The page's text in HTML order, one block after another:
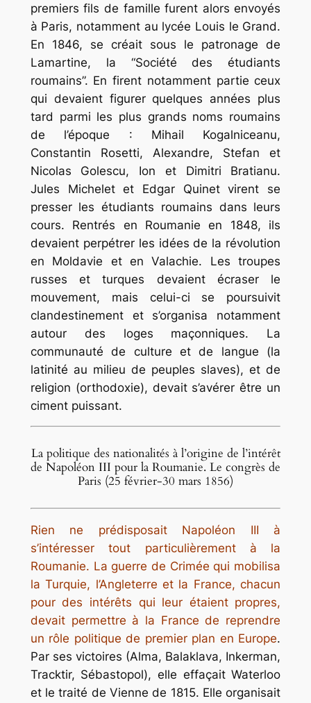
premiers fils de famille furent alors envoyés
à Paris, notamment au lycée Louis le Grand.
En 1846, se créait sous le patronage de
Lamartine, la “Société des étudiants
roumains”. En firent notamment partie ceux
qui devaient figurer quelques années plus
tard parmi les plus grands noms roumains
de l’époque : Mihail Kogalniceanu,
Constantin Rosetti, Alexandre, Stefan et
Nicolas Golescu, Ion et Dimitri Bratianu.
Jules Michelet et Edgar Quinet virent se
presser les étudiants roumains dans leurs
cours. Rentrés en Roumanie en 1848, ils
devaient perpétrer les idées de la révolution
en Moldavie et en Valachie. Les troupes
russes et turques devaient écraser le
mouvement, mais celui-ci se poursuivit
clandestinement et s’organisa notamment
autour des loges maçonniques. La
communauté de culture et de langue (la
latinité au milieu de peuples slaves), et de
religion (orthodoxie), devait s’avérer être un
ciment puissant.
La politique des nationalités à l’origine de l’intérêt
de Napoléon III pour la Roumanie. Le congrès de
Paris (25 février-30 mars 1856)
Rien ne prédisposait Napoléon III à
s’intéresser tout particulièrement à la
Roumanie. La guerre de Crimée qui mobilisa
la Turquie, l’Angleterre et la France, chacun
pour des intérêts qui leur étaient propres,
devait permettre à la France de reprendre
un rôle politique de premier plan en Europe.
Par ses victoires (Alma, Balaklava, Inkerman,
Tracktir, Sébastopol), elle effaçait Waterloo
et le traité de Vienne de 1815. Elle organisait